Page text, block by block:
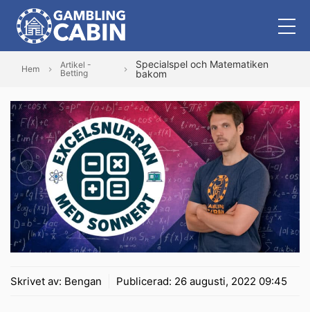
Hem
Artikel -
Betting
Specialspel och Matematiken
bakom
Skrivet av: Bengan Publicerad: 26 augusti, 2022 09:45